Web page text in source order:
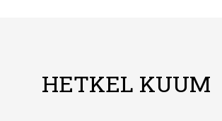
HETKEL KUUM